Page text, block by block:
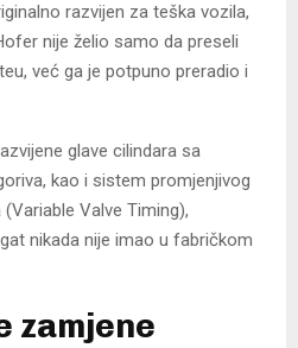
razvijen za teška vozila,
nije želio samo da preseli
već ga je potpuno preradio i
glave cilindara sa
kao i sistem promjenjivog
Valve Timing),
nikada nije imao u fabričkom
zamjene